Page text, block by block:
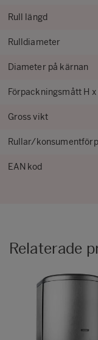
Rull längd
Rulldiameter
Diameter på kärnan
Förpackningsmått H
Gross vikt
Rullar/
EAN kod
Relaterade